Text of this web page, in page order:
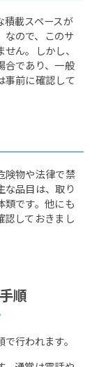
載スペースが
ので、このサ
ん。しかし、
合であり、一般
事前に確認して
険物や法律で禁
な品目は、取り
類です。他にも
認しておきまし
順
行われます。